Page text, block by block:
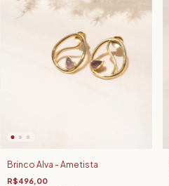
Brinco Alva - Ametista
R$496,00